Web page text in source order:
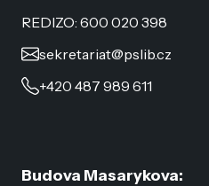
REDIZO: 600 020 398
sekretariat@pslib.cz
+420 487 989 611
Budova Masarykova: